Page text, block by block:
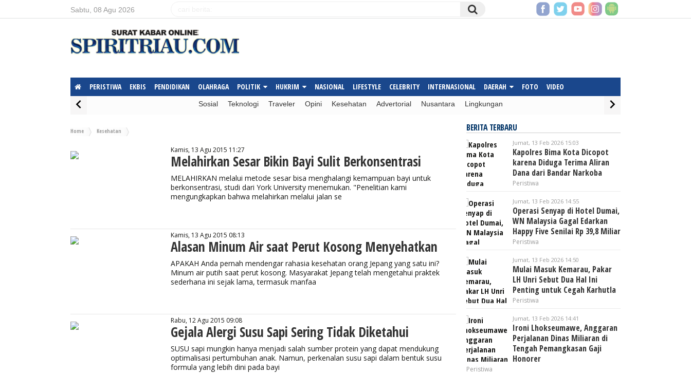
Sabtu, 08 Agu 2026
PERISTIWA EKBIS PENDIDIKAN OLAHRAGA POLITIK HUKRIM NASIONAL LIFESTYLE CELEBRITY INTERNASIONAL DAERAH FOTO VIDEO
Sosial Teknologi Traveler Opini Kesehatan Advertorial Nusantara Lingkungan
Home Kesehatan
Kamis, 13 Agu 2015 11:27
Melahirkan Sesar Bikin Bayi Sulit Berkonsentrasi
MELAHIRKAN melalui metode sesar bisa menghalangi kemampuan bayi untuk
berkonsentrasi, studi dari York University menemukan. "Penelitian kami
mengungkapkan bahwa melahirkan melalui jalan se
Kamis, 13 Agu 2015 08:13
Alasan Minum Air saat Perut Kosong Menyehatkan
APAKAH Anda pernah mendengar rahasia kesehatan orang Jepang yang satu ini?
Minum air putih saat perut kosong. Masyarakat Jepang telah mengetahui praktek
sederhana ini sejak lama, termasuk manfaa
Rabu, 12 Agu 2015 09:08
Gejala Alergi Susu Sapi Sering Tidak Diketahui
SUSU sapi mungkin hanya menjadi salah sumber protein yang dapat mendukung
optimalisasi pertumbuhan anak. Namun, perkenalan susu sapi dalam bentuk susu
formula yang lebih dini pada bayi
BERITA TERBARU
Jumat, 13 Feb 2026 15:03
Kapolres Bima Kota Dicopot
karena Diduga Terima Aliran
Dana dari Bandar Narkoba
Peristiwa
Jumat, 13 Feb 2026 14:55
Operasi Senyap di Hotel Dumai,
WN Malaysia Gagal Edarkan
Happy Five Senilai Rp 39,8 Miliar
Peristiwa
Jumat, 13 Feb 2026 14:50
Mulai Masuk Kemarau, Pakar
LH Unri Sebut Dua Hal Ini
Penting untuk Cegah Karhutla
Peristiwa
Jumat, 13 Feb 2026 14:41
Ironi Lhokseumawe, Anggaran
Perjalanan Dinas Miliaran di
Tengah Pemangkasan Gaji
Honorer
Peristiwa